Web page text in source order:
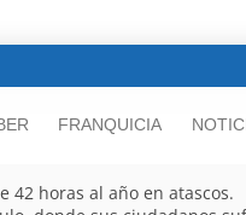
FRANQUICIA
horas al año en atascos.